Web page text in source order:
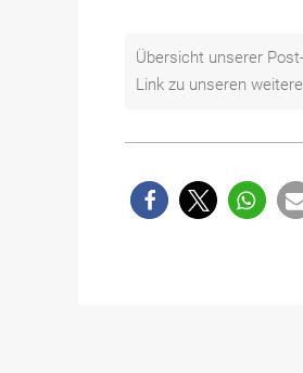
Übersicht unserer
Link zu unseren